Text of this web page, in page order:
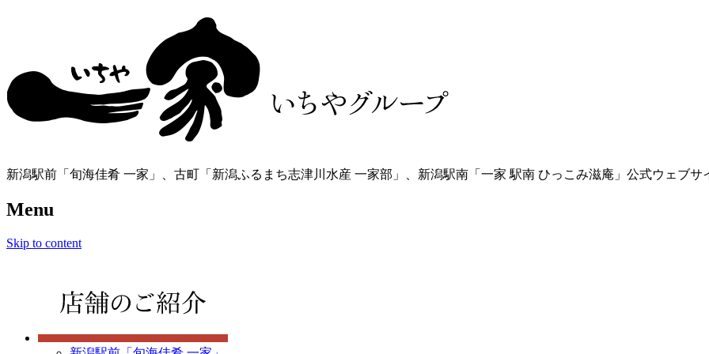
新潟駅前「旬海佳肴 一家」、古町「新潟ふるまち志津川水産 一家部」、新潟駅南「一家 駅南 ひっこみ滋庵」公式ウェブサ
Menu
Skip to content